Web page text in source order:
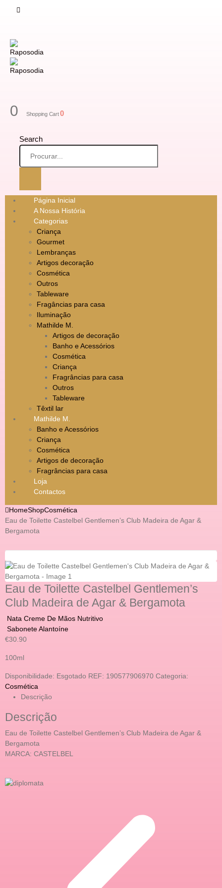
0 Shopping Cart0
Search
Página Inicial
A Nossa História
Categorias
Criança
Gourmet
Lembranças
Artigos decoração
Cosmética
Outros
Tableware
Fragâncias para casa
Iluminação
Mathilde M.
Artigos de decoração
Banho e Acessórios
Cosmética
Criança
Fragrâncias para casa
Outros
Tableware
Têxtil lar
Mathilde M.
Banho e Acessórios
Criança
Cosmética
Artigos de decoração
Fragrâncias para casa
Loja
Contactos
HomeShopCosmética
Eau de Toilette Castelbel Gentlemen’s Club Madeira de Agar &
Bergamota
Eau de Toilette Castelbel Gentlemen’s
Club Madeira de Agar & Bergamota
Nata Creme De Mãos Nutritivo
Sabonete Alantoíne
€30.90
100ml
Disponibilidade: Esgotado REF: 190577906970 Categoria:
Cosmética
Descrição
Descrição
Eau de Toilette Castelbel Gentlemen’s Club Madeira de Agar &
Bergamota
MARCA: CASTELBEL